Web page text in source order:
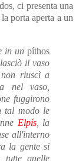
ci presenta una
porta aperta a un
in un píthos
il vaso
riuscì a
nel vaso,
fuggirono
tal modo le
Elpís, la
all'interno
la gente si
tutte quelle